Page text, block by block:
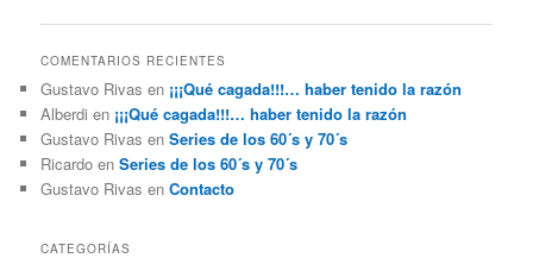
entradas
COMENTARIOS RECIENTES
Gustavo Rivas en ¡¡¡Qué cagada!!!… haber tenido la razón
Alberdi en ¡¡¡Qué cagada!!!… haber tenido la razón
Gustavo Rivas enSeries de los 60´s y 70´s
Ricardo enSeries de los 60´s y 70´s
Gustavo Rivas enContacto
CATEGORÍAS